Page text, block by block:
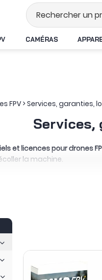
Stock en temps réel
CAMÉRAS
FPV>Services, garanties,
Services,
et licences pour drones
la machine.
directement sur un
les limites, durées et
pour travailler ses
de précision. Des titres